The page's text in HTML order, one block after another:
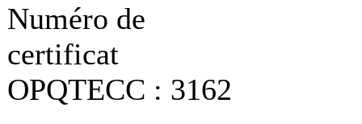
Numéro de
certificat
OPQTECC : 3162